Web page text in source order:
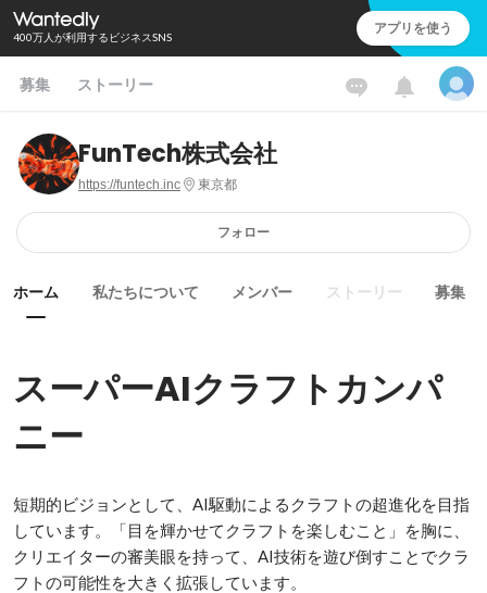
400万人が利用するビジネスSNS アプリを使う
募集 ストーリー
FunTech株式会社
https://funtech.inc 東京都
フォロー
ホーム 私たちについて メンバー ストーリー 募集
スーパーAIクラフトカンパ
ニー
短期的ビジョンとして、AI駆動によるクラフトの超進化を目指
しています。「目を輝かせてクラフトを楽しむこと」を胸に、
クリエイターの審美眼を持って、AI技術を遊び倒すことでクラ
フトの可能性を大きく拡張しています。